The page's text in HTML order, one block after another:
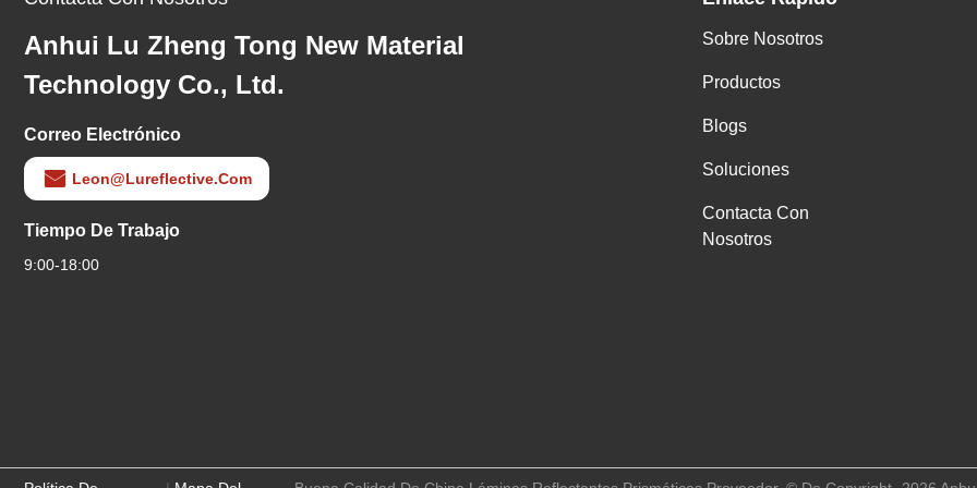
Anhui Lu Zheng Tong New Material
Technology Co., Ltd.
Correo Electrónico
Leon@lureflective.com
Tiempo De Trabajo
9:00-18:00
Sobre Nosotros
Productos
Blogs
Soluciones
Contacta Con
Nosotros